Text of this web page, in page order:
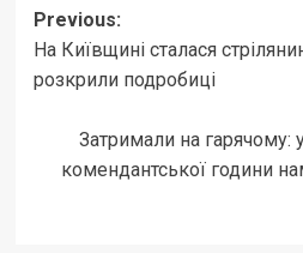
Post
navigation
Previous:
На Київщині сталася
розкрили подробиці
Затримали на гарячому:
комендантської години